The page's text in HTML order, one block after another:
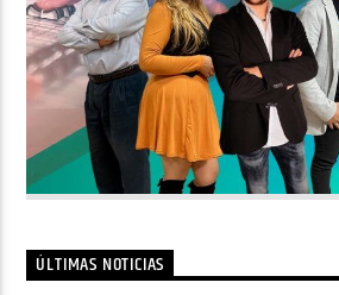
ÚLTIMAS NOTICIAS